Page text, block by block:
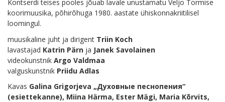
Kontserdi teises pooles jõuab lavale unustamatu Veljo Tormise
koorimuusika, põhirõhuga 1980. aastate ühiskonnakriitilisel
loomingul.
muusikaline juht ja dirigent Triin Koch
lavastajad Katrin Pärn ja Janek Savolainen
videokunstnik Argo Valdmaa
valguskunstnik Priidu Adlas
Kavas Galina Grigorjeva „Духовные песнопения“
(esiettekanne), Miina Härma, Ester Mägi, Maria Kõrvits,